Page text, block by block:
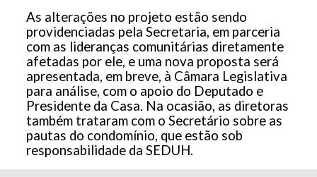
As alterações no projeto estão sendo
providenciadas pela Secretaria, em parceria
com as lideranças comunitárias diretamente
afetadas por ele, e uma nova proposta será
apresentada, em breve, à Câmara Legislativa
para análise, com o apoio do Deputado e
Presidente da Casa. Na ocasião, as diretoras
também trataram com o Secretário sobre as
pautas do condomínio, que estão sob
responsabilidade da SEDUH.